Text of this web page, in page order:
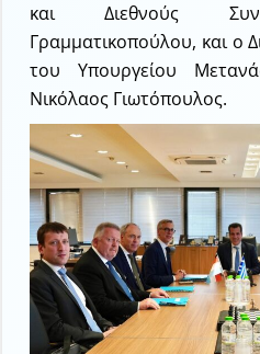
και Διεθνούς
Γραμματικοπούλου, και ο
του Υπουργείου
Νικόλαος Γιωτόπουλος.